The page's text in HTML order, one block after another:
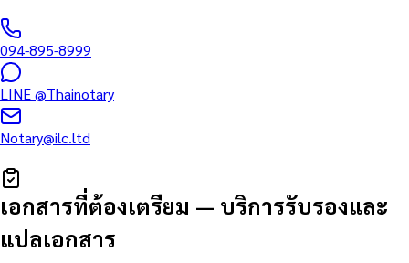
094-895-8999
LINE@Thainotary
Notary@ilc.ltd
เอกสารที่ต้องเตรียม — บริการรับรองและ
แปลเอกสาร